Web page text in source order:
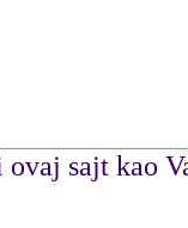
ovaj sajt kao